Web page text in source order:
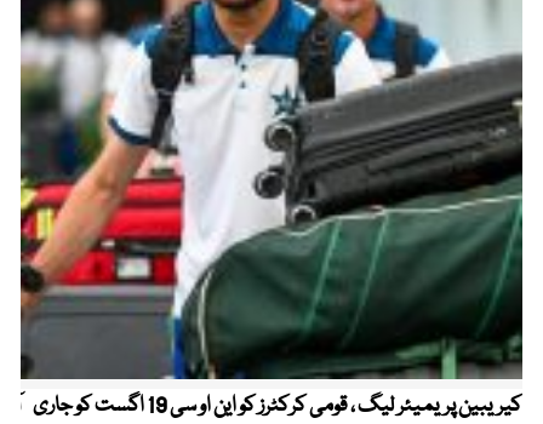
کیریبین پریمیئر لیگ ، قومی کرکٹرز کو این او سی 19 اگست کو جاری